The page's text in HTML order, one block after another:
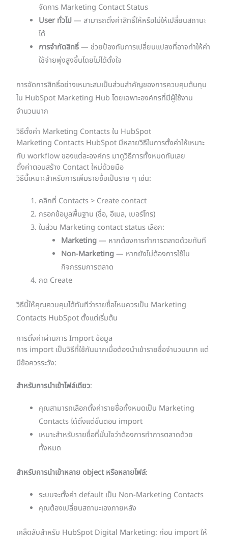
จัดการ Marketing Contact Status
User ทั่วไป— สามารถตั้งค่าสิทธิ์ให้หรือไม่ให้เปลี่ยนสถานะ
ได้
การจำกัดสิทธิ์— ช่วยป้องกันการเปลี่ยนแปลงที่อาจทำให้ค่า
ใช้จ่ายพุ่งสูงขึ้นโดยไม่ได้ตั้งใจ
การจัดการสิทธิ์อย่างเหมาะสมเป็นส่วนสำคัญของการควบคุมต้นทุน
ใน HubSpot Marketing Hub โดยเฉพาะองค์กรที่มีผู้ใช้งาน
จำนวนมาก
วิธีตั้งค่า Marketing Contacts ใน HubSpot
Marketing Contacts HubSpot มีหลายวิธีในการตั้งค่าให้เหมาะ
กับ workflow ของแต่ละองค์กร มาดูวิธีการทั้งหมดกันเลย
ตั้งค่าตอนสร้าง Contact ใหม่ด้วยมือ
วิธีนี้เหมาะสำหรับการเพิ่มรายชื่อเป็นราย ๆ เช่น:
คลิกที่ Contacts > Create contact
กรอกข้อมูลพื้นฐาน (ชื่อ, อีเมล, เบอร์โทร)
ในส่วน Marketing contact status เลือก:
Marketing— หากต้องการทำการตลาดด้วยทันที
Non-Marketing— หากยังไม่ต้องการใช้ใน
กิจกรรมการตลาด
กด Create
วิธีนี้ให้คุณควบคุมได้ทันทีว่ารายชื่อไหนควรเป็น Marketing
Contacts HubSpot ตั้งแต่เริ่มต้น
การตั้งค่าผ่านการ Import ข้อมูล
การ import เป็นวิธีที่ใช้กันมากเมื่อต้องนำเข้ารายชื่อจำนวนมาก แต่
มีข้อควรระวัง:
สำหรับการนำเข้าไฟล์เดียว:
คุณสามารถเลือกตั้งค่ารายชื่อทั้งหมดเป็น Marketing
Contacts ได้ตั้งแต่ขั้นตอน import
เหมาะสำหรับรายชื่อที่มั่นใจว่าต้องการทำการตลาดด้วย
ทั้งหมด
สำหรับการนำเข้าหลาย object หรือหลายไฟล์:
ระบบจะตั้งค่า default เป็น Non-Marketing Contacts
คุณต้องเปลี่ยนสถานะเองภายหลัง
เคล็ดลับสำหรับ HubSpot Digital Marketing: ก่อน import ให้